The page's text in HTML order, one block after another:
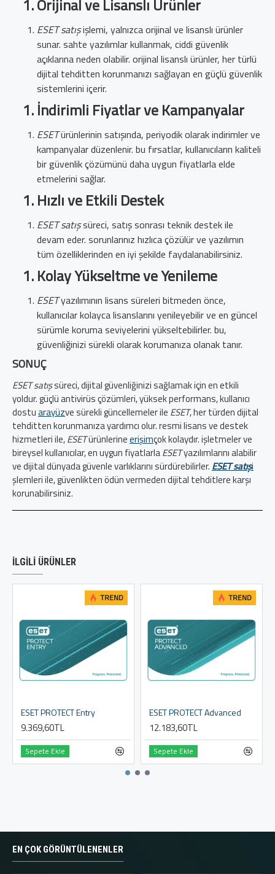
Orijinal ve Lisanslı Ürünler
ESET satışişlemi, yalnızca orijinal ve lisanslı ürünler
sunar. sahte yazılımlar kullanmak, ciddi güvenlik
açıklarına neden olabilir. orijinal lisanslı ürünler, her türlü
dijital tehditten korunmanızı sağlayan en güçlü güvenlik
sistemlerini içerir.
İndirimli Fiyatlar ve Kampanyalar
ESETürünlerinin satışında, periyodik olarak indirimler ve
kampanyalar düzenlenir. bu fırsatlar, kullanıcıların kaliteli
bir güvenlik çözümünü daha uygun fiyatlarla elde
etmelerini sağlar.
Hızlı ve Etkili Destek
ESET satışsüreci, satış sonrası teknik destek ile
devam eder. sorunlarınız hızlıca çözülür ve yazılımın
tüm özelliklerinden en iyi şekilde faydalanabilirsiniz.
Kolay Yükseltme ve Yenileme
ESETyazılımının lisans süreleri bitmeden önce,
kullanıcılar kolayca lisanslarını yenileyebilir ve en güncel
sürümle koruma seviyelerini yükseltebilirler. bu,
güvenliğinizi sürekli olarak korumanıza olanak tanır.
SONUÇ
ESET satışsüreci, dijital güvenliğinizi sağlamak için en etkili
yoldur. güçlü antivirüs çözümleri, yüksek performans, kullanıcı
dostuarayüzve sürekli güncellemeler ile ESET, her türden dijital
tehditten korunmanıza yardımcı olur. resmi lisans ve destek
hizmetleri ile,ESETürünlerineerişimçok kolaydır. işletmeler ve
bireysel kullanıcılar, en uygun fiyatlarlaESETyazılımlarını alabilir
ve dijital dünyada güvenle varlıklarını sürdürebilirler. ESET satışi
şlemleri ile, güvenlikten ödün vermeden dijital tehditlere karşı
korunabilirsiniz.
İLGILI ÜRÜNLER
TREND
ESET PROTECT Entry
9.369,60TL
Sepete Ekle
TREND
ESET PROTECT Advanced
12.183,60TL
Sepete Ekle
EN ÇOK GÖRÜNTÜLENENLER